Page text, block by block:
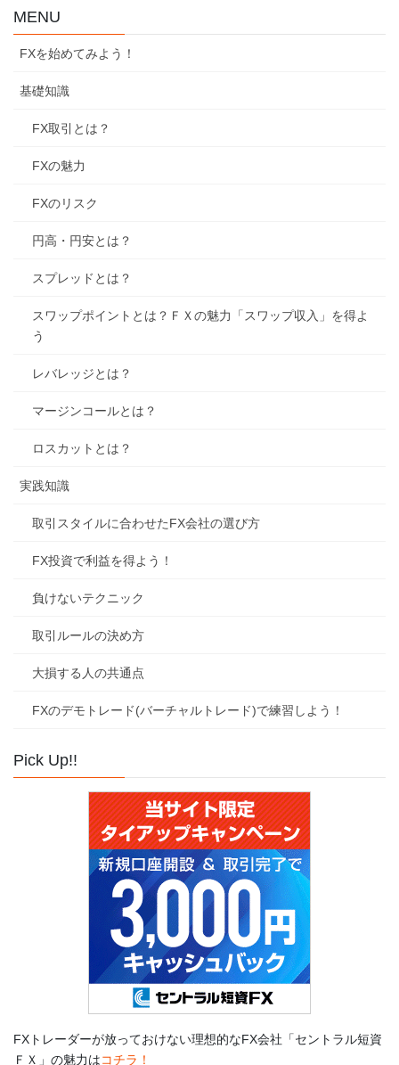
MENU
FXを始めてみよう！
基礎知識
FX取引とは？
FXの魅力
FXのリスク
円高・円安とは？
スプレッドとは？
スワップポイントとは？ＦＸの魅力「スワップ収入」を得よ
う
レバレッジとは？
マージンコールとは？
ロスカットとは？
実践知識
取引スタイルに合わせたFX会社の選び方
FX投資で利益を得よう！
負けないテクニック
取引ルールの決め方
大損する人の共通点
FXのデモトレード(バーチャルトレード)で練習しよう！
Pick Up!!
FXトレーダーが放っておけない理想的なFX会社「セントラル短資
ＦＸ」の魅力はコチラ！